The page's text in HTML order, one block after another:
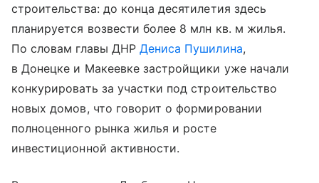
строительства: до конца десятилетия здесь
планируется возвести более 8 млн кв. м жилья.
По словам главы ДНР Дениса Пушилина,
в Донецке и Макеевке застройщики уже начали
конкурировать за участки под строительство
новых домов, что говорит о формировании
полноценного рынка жилья и росте
инвестиционной активности.